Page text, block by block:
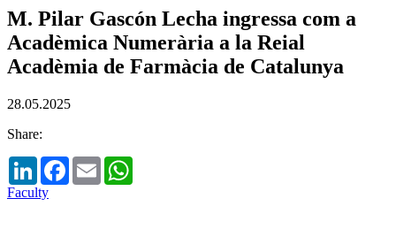
M. Pilar Gascón Lecha ingressa com a
Acadèmica Numerària a la Reial
Acadèmia de Farmàcia de Catalunya
28.05.2025
Share:
LinkedInFacebook
Email
Faculty